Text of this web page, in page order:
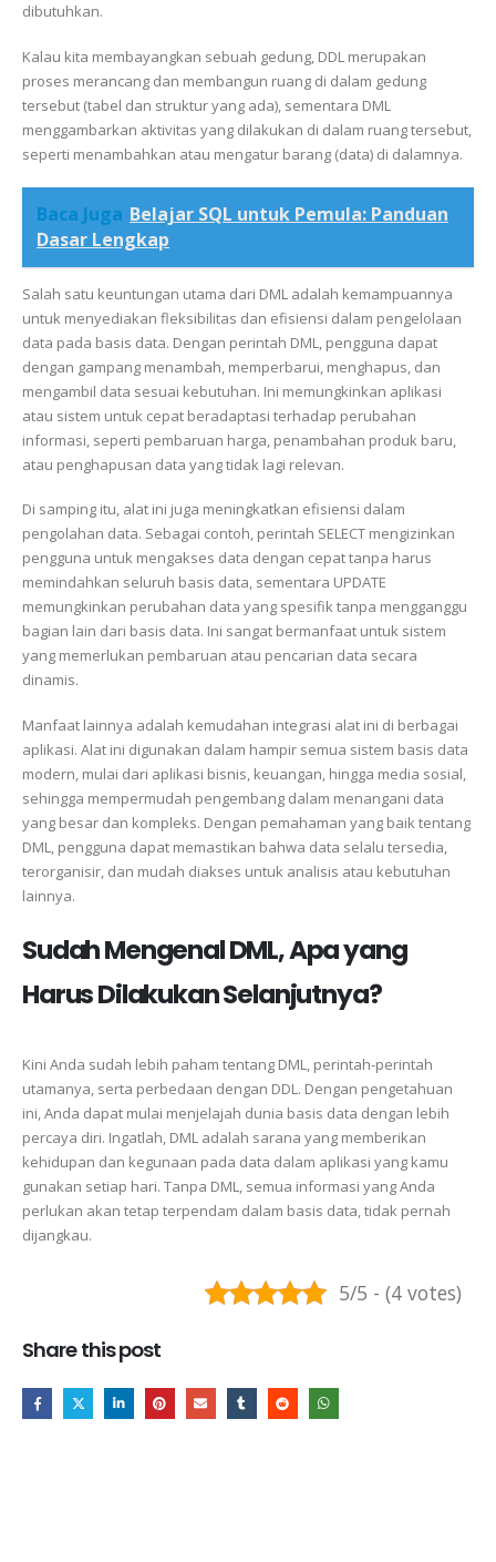
dibutuhkan.
Kalau kita membayangkan sebuah gedung, DDL merupakan
proses merancang dan membangun ruang di dalam gedung
tersebut (tabel dan struktur yang ada), sementara DML
menggambarkan aktivitas yang dilakukan di dalam ruang tersebut,
seperti menambahkan atau mengatur barang (data) di dalamnya.
Baca Juga Belajar SQL untuk Pemula: Panduan
Dasar Lengkap
Salah satu keuntungan utama dari DML adalah kemampuannya
untuk menyediakan fleksibilitas dan efisiensi dalam pengelolaan
data pada basis data. Dengan perintah DML, pengguna dapat
dengan gampang menambah, memperbarui, menghapus, dan
mengambil data sesuai kebutuhan. Ini memungkinkan aplikasi
atau sistem untuk cepat beradaptasi terhadap perubahan
informasi, seperti pembaruan harga, penambahan produk baru,
atau penghapusan data yang tidak lagi relevan.
Di samping itu, alat ini juga meningkatkan efisiensi dalam
pengolahan data. Sebagai contoh, perintah SELECT mengizinkan
pengguna untuk mengakses data dengan cepat tanpa harus
memindahkan seluruh basis data, sementara UPDATE
memungkinkan perubahan data yang spesifik tanpa mengganggu
bagian lain dari basis data. Ini sangat bermanfaat untuk sistem
yang memerlukan pembaruan atau pencarian data secara
dinamis.
Manfaat lainnya adalah kemudahan integrasi alat ini di berbagai
aplikasi. Alat ini digunakan dalam hampir semua sistem basis data
modern, mulai dari aplikasi bisnis, keuangan, hingga media sosial,
sehingga mempermudah pengembang dalam menangani data
yang besar dan kompleks. Dengan pemahaman yang baik tentang
DML, pengguna dapat memastikan bahwa data selalu tersedia,
terorganisir, dan mudah diakses untuk analisis atau kebutuhan
lainnya.
Sudah Mengenal DML, Apa yang
Harus Dilakukan Selanjutnya?
Kini Anda sudah lebih paham tentang DML, perintah-perintah
utamanya, serta perbedaan dengan DDL. Dengan pengetahuan
ini, Anda dapat mulai menjelajah dunia basis data dengan lebih
percaya diri. Ingatlah, DML adalah sarana yang memberikan
kehidupan dan kegunaan pada data dalam aplikasi yang kamu
gunakan setiap hari. Tanpa DML, semua informasi yang Anda
perlukan akan tetap terpendam dalam basis data, tidak pernah
dijangkau.
5/5 - (4 votes)
Share this post